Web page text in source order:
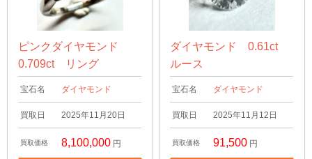
ピンクダイヤモンド
0.709ct リング
宝石名 ダイヤモンド
買取日 2025年11月20日
買取価格 8,100,000 円
ダイヤモンド 0.61ct
ルース
宝石名 ダイヤモンド
買取日 2025年11月12日
買取価格 91,500 円